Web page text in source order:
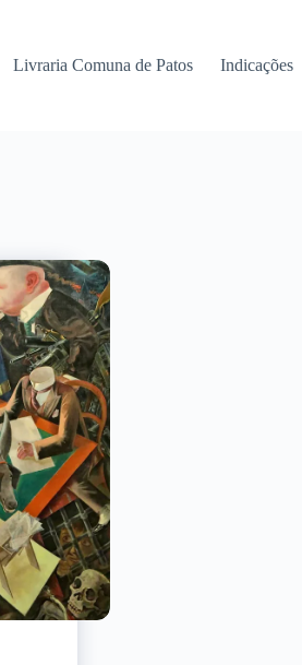
Livraria Comuna de Patos Indicações